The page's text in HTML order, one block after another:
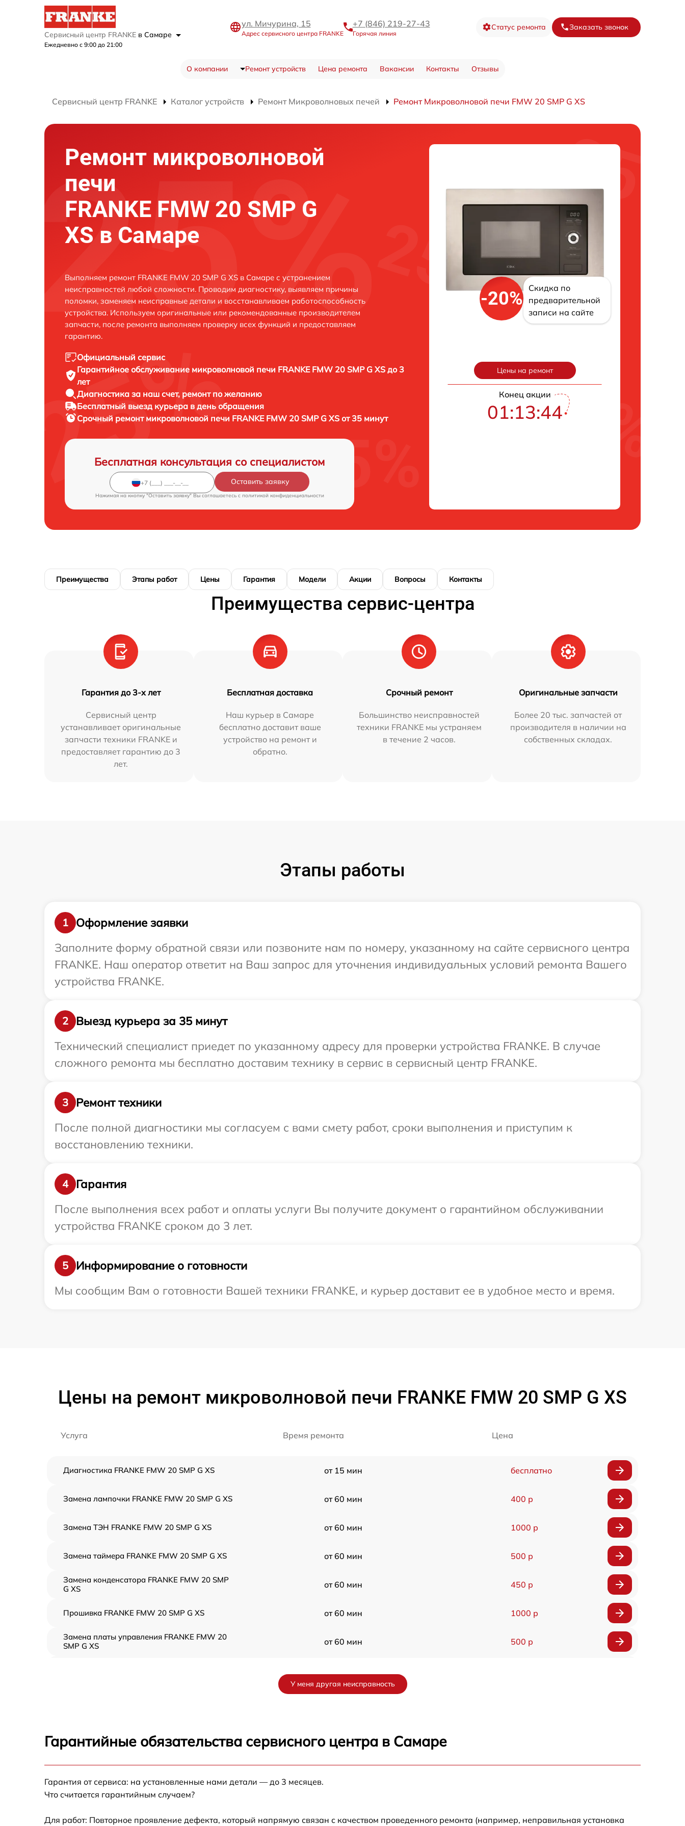
Сервисный центр FRANKE в Самаре
Ежедневно с 9:00 до 21:00
ул. Мичурина, 15
Адрес сервисного центра FRANKE
+7 (846) 219-27-43
Горячая линия
Статус ремонта Заказать звонок
О компании Ремонт устройств Цена ремонта Вакансии Контакты Отзывы
Сервисный центр FRANKE Каталог устройств Ремонт Микроволновых печей Ремонт Микроволновой печи FMW 20 SMP G XS
Ремонт микроволновой
печи
FRANKE FMW 20 SMP G
XS в Самаре
Выполняем ремонт FRANKE FMW 20 SMP G XS в Самаре с устранением
неисправностей любой сложности. Проводим диагностику, выявляем причины
поломки, заменяем неисправные детали и восстанавливаем работоспособность
устройства. Используем оригинальные или рекомендованные производителем
запчасти, после ремонта выполняем проверку всех функций и предоставляем
гарантию.
Официальный сервис
Гарантийное обслуживание микроволновой печи FRANKE FMW 20 SMP G XS до 3
лет
Диагностика за наш счет, ремонт по желанию
Бесплатный выезд курьера в день обращения
Срочный ремонт микроволновой печи FRANKE FMW 20 SMP G XS от 35 минут
Бесплатная консультация со специалистом
Оставить заявку
Нажимая на кнопку "Оставить заявку" Вы соглашаетесь c политикой конфиденциальности
-20%
Скидка по
предварительной
записи на сайте
Цены на ремонт
Конец акции
01:13:43
Преимущества Этапы работ Цены Гарантия Модели Акции Вопросы Контакты
Преимущества сервис-центра
Гарантия до 3-х лет
Сервисный центр
устанавливает оригинальные
запчасти техники FRANKE и
предоставляет гарантию до 3
лет.
Бесплатная доставка
Наш курьер в Самаре
бесплатно доставит ваше
устройство на ремонт и
обратно.
Срочный ремонт
Большинство неисправностей
техники FRANKE мы устраняем
в течение 2 часов.
Оригинальные запчасти
Более 20 тыс. запчастей от
производителя в наличии на
собственных складах.
Этапы работы
1
Оформление заявки
Заполните форму обратной связи или позвоните нам по номеру, указанному на сайте сервисного центра
FRANKE. Наш оператор ответит на Ваш запрос для уточнения индивидуальных условий ремонта Вашего
устройства FRANKE.
2
Выезд курьера за 35 минут
Технический специалист приедет по указанному адресу для проверки устройства FRANKE. В случае
сложного ремонта мы бесплатно доставим технику в сервис в сервисный центр FRANKE.
3
Ремонт техники
После полной диагностики мы согласуем с вами смету работ, сроки выполнения и приступим к
восстановлению техники.
4
Гарантия
После выполнения всех работ и оплаты услуги Вы получите документ о гарантийном обслуживании
устройства FRANKE сроком до 3 лет.
5
Информирование о готовности
Мы сообщим Вам о готовности Вашей техники FRANKE, и курьер доставит ее в удобное место и время.
Цены на ремонт микроволновой печи FRANKE FMW 20 SMP G XS
Услуга Время ремонта Цена
Диагностика FRANKE FMW 20 SMP G XS от 15 мин бесплатно
Замена лампочки FRANKE FMW 20 SMP G XS от 60 мин 400 р
Замена ТЭН FRANKE FMW 20 SMP G XS от 60 мин 1000 р
Замена таймера FRANKE FMW 20 SMP G XS от 60 мин 500 р
Замена конденсатора FRANKE FMW 20 SMP
G XS
от 60 мин 450 р
Прошивка FRANKE FMW 20 SMP G XS от 60 мин 1000 р
Замена платы управления FRANKE FMW 20
SMP G XS
от 60 мин 500 р
Ремонт волновода FRANKE FMW 20 SMP G
FMW 20 SMP G XS
У меня другая неисправность
Гарантийные обязательства сервисного центра в Самаре
Гарантия от сервиса: на установленные нами детали — до 3 месяцев.
Что считается гарантийным случаем?
Для работ: Повторное проявление дефекта, который напрямую связан с качеством проведенного ремонта (например, неправильная установка